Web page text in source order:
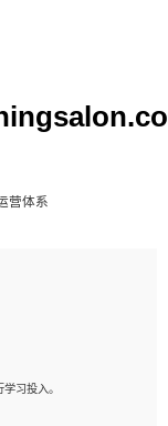
营体系
习投入。